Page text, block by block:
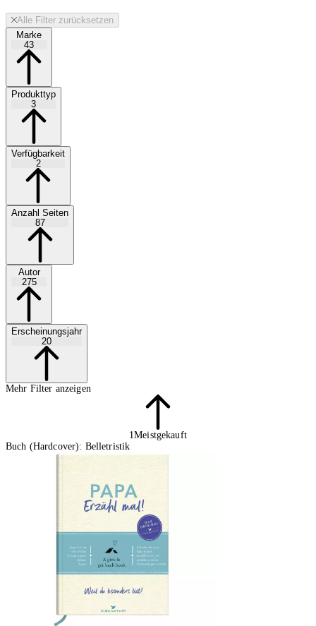
Alle Filter zurücksetzen
Marke
43
Produkttyp
3
Verfügbarkeit
2
Anzahl Seiten
87
Autor
275
Erscheinungsjahr
20
Mehr Filter anzeigen
1Meistgekauft
Buch (Hardcover): Belletristik